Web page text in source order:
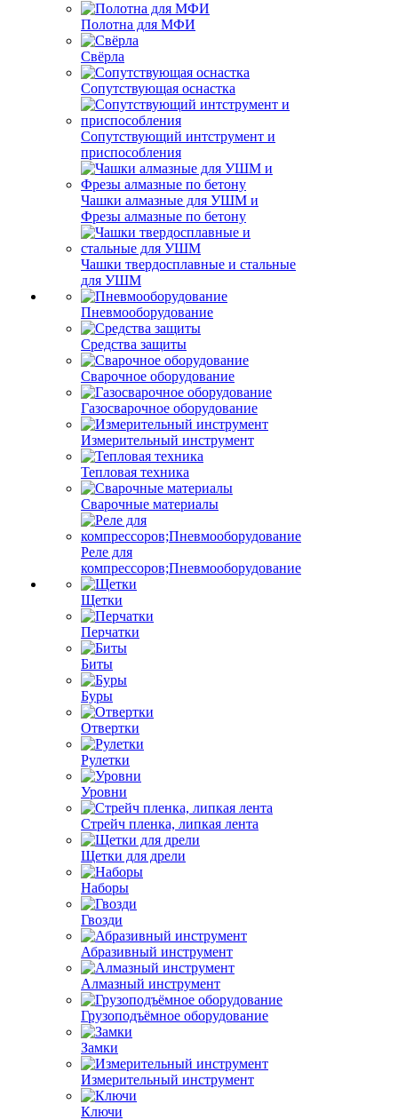
Полотна для МФИ
Свёрла
Сопутствующая оснастка
Сопутствующий интструмент и
приспособления
Чашки алмазные для УШМ и
Фрезы алмазные по бетону
Чашки твердосплавные и стальные
для УШМ
Пневмооборудование
Средства защиты
Сварочное оборудование
Газосварочное оборудование
Измерительный инструмент
Тепловая техника
Сварочные материалы
Реле для
компрессоров;Пневмооборудование
Щетки
Перчатки
Биты
Буры
Отвертки
Рулетки
Уровни
Стрейч пленка, липкая лента
Щетки для дрели
Наборы
Гвозди
Абразивный инструмент
Алмазный инструмент
Грузоподъёмное оборудование
Замки
Измерительный инструмент
Ключи